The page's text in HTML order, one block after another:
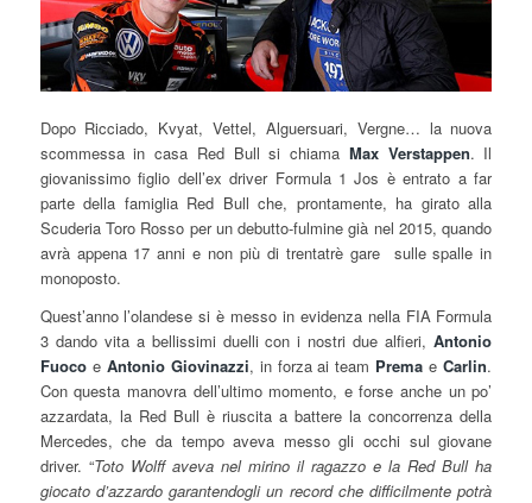
Dopo Ricciado, Kvyat, Vettel, Alguersuari, Vergne… la nuova
scommessa in casa Red Bull si chiama Max Verstappen. Il
giovanissimo figlio dell’ex driver Formula 1 Jos è entrato a far
parte della famiglia Red Bull che, prontamente, ha girato alla
Scuderia Toro Rosso per un debutto-fulmine già nel 2015, quando
avrà appena 17 anni e non più di trentatrè gare sulle spalle in
monoposto.
Quest’anno l’olandese si è messo in evidenza nella FIA Formula
3 dando vita a bellissimi duelli con i nostri due alfieri,Antonio
Fuocoe Antonio Giovinazzi, in forza ai team Prema eCarlin.
Con questa manovra dell’ultimo momento, e forse anche un po’
azzardata, la Red Bull è riuscita a battere la concorrenza della
Mercedes, che da tempo aveva messo gli occhi sul giovane
driver. “Toto Wolff aveva nel mirino il ragazzo e la Red Bull ha
giocato d’azzardo garantendogli un record che difficilmente potrà